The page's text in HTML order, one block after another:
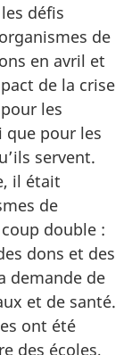
défis
de
en avril et
de la crise
les
que pour les
servent.
il était
de
double :
dons et des
demande de
et de santé.
ont été
des écoles,